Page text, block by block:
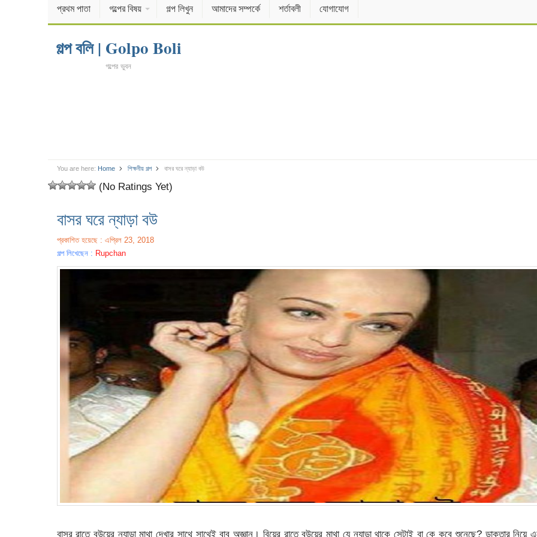
প্রথম পাতা গল্পের বিষয় গল্প লিখুন আমাদের সম্পর্কে শর্তাবলী যোগাযোগ
গল্প বলি | Golpo Boli
গল্পের ভুবন
You are here: Home শিক্ষনীয় গল্প বাসর ঘরে ন্যাড়া বউ
(No Ratings Yet)
বাসর ঘরে ন্যাড়া বউ
প্রকাশিত হয়েছে : এপ্রিল 23, 2018
গল্প লিখেছেন : Rupchan
বাসর রাতে বউয়ের ন্যাড়া মাথা দেখার সাথে সাথেই বাবু অজ্ঞান। বিয়ের রাতে বউয়ের মাথা যে ন্যাড়া থাকে সেটাই বা কে কবে শুনেছে? ডাক্তার নিয়ে